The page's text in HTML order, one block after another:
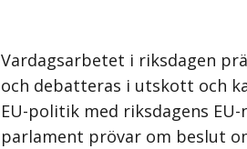
Vardagsarbetet i riksdagen
och debatteras i utskott och
EU-politik med riksdagens
parlament prövar om beslut